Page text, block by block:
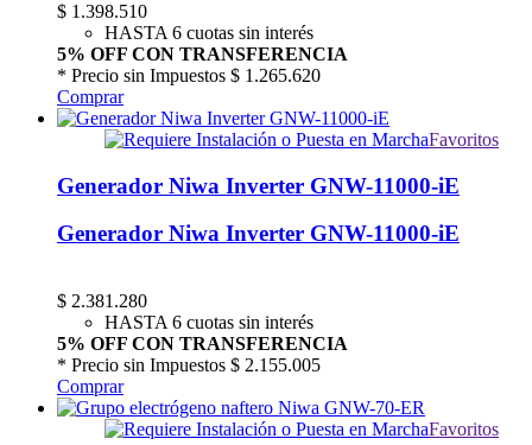
$ 1.398.510
HASTA 6 cuotas sin interés
5% OFF CON TRANSFERENCIA
* Precio sin Impuestos $ 1.265.620
Comprar
Favoritos
Generador Niwa Inverter GNW-11000-iE
Generador Niwa Inverter GNW-11000-iE
$ 2.381.280
HASTA 6 cuotas sin interés
5% OFF CON TRANSFERENCIA
* Precio sin Impuestos $ 2.155.005
Comprar
Favoritos